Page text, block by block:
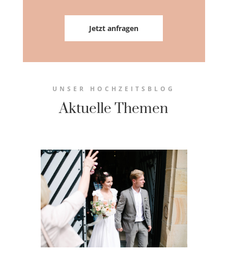
Jetzt anfragen
UNSER HOCHZEITSBLOG
Aktuelle Themen